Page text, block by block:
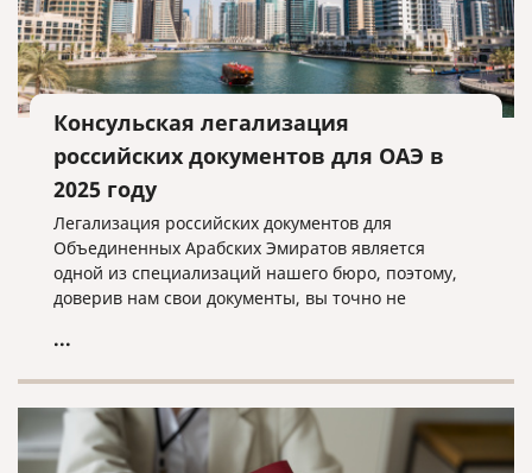
Консульская легализация
российских документов для ОАЭ в
2025 году
Легализация российских документов для
Объединенных Арабских Эмиратов является
одной из специализаций нашего бюро, поэтому,
доверив нам свои документы, вы точно не
...